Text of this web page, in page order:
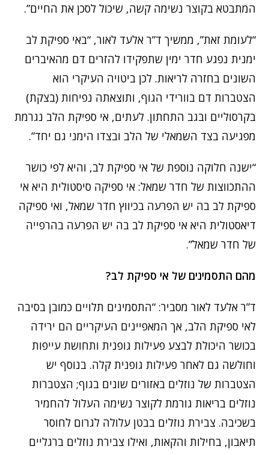
המתבטא בקוצר נשימה קשה, שיכול לסכן את החיים”.
“לעומת זאת”, ממשיך ד”ר אלעד לאור, “באי ספיקת לב
ימנית נפגע חדר ימין שתפקידו להזרים דם מהאיברים
השונים בחזרה לריאות. לכן ביטויה העיקרי הוא
הצטברות דם בוורידי הגוף, ותוצאתה נפיחות (בצקת)
בקרסוליים ובגב התחתון. לעתים, אי ספיקת הלב נגרמת
מפגיעה בצד השמאלי של הלב ובצדו הימני גם יחד”.
“ישנה חלוקה נוספת של אי ספיקת לב, והיא לפי כושר
ההתכווצות של חדר שמאל: אי ספיקה סיסטולית היא אי
ספיקת לב בה יש הפרעה בכיווץ חדר שמאל, ואי ספיקה
דיאסטולית היא אי ספיקת לב בה יש הפרעה בהרפייה
של חדר שמאל”.
מהם התסמינים של אי ספיקת לב?
ד”ר אלעד לאור מסביר: “התסמינים תלויים כמובן בסיבה
לאי ספיקת הלב, אך המאפיינים העיקריים הם ירידה
בכושר היכולת לבצע פעילות גופנית ותחושת עייפות
וחולשה גם לאחר פעילות גופנית קלה. בנוסף יש
הצטברות של נוזלים באזורים שונים בגוף; הצטברות
נוזלים בריאות גורמת לקוצר נשימה העלול להחמיר
בשכיבה. צבירת נוזלים בבטן עלולה לגרום לחוסר
תיאבון, בחילות והקאות, ואילו צבירת נוזלים ברגליים